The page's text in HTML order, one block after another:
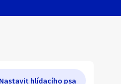
Nastavit hlídacího psa